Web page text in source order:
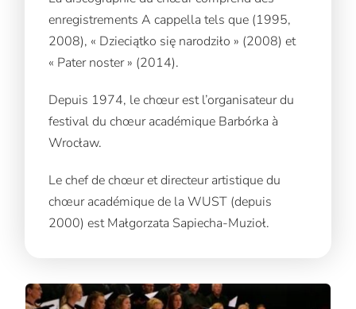
enregistrements A cappella tels que (1995,
2008), « Dzieciątko się narodziło » (2008) et
« Pater noster » (2014).
Depuis 1974, le chœur est l’organisateur du
festival du chœur académique Barbórka à
Wrocław.
Le chef de chœur et directeur artistique du
chœur académique de la WUST (depuis
2000) est Małgorzata Sapiecha-Muzioł.